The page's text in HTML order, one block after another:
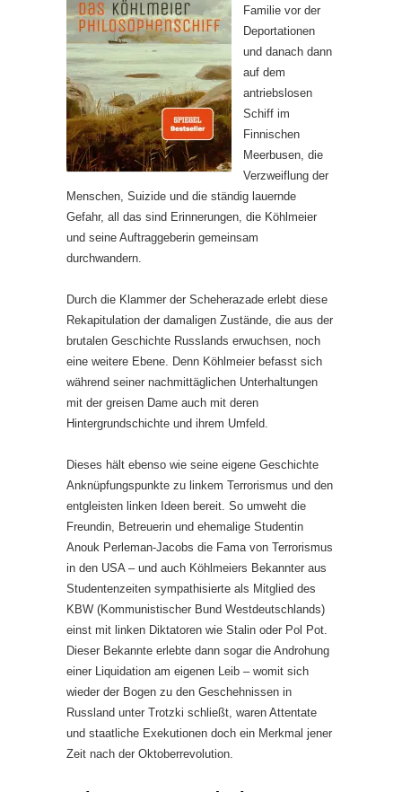
Familie vor der
Deportationen
und danach dann
auf dem
antriebslosen
Schiff im
Finnischen
Meerbusen, die
Verzweiflung der
Menschen, Suizide und die ständig lauernde
Gefahr, all das sind Erinnerungen, die Köhlmeier
und seine Auftraggeberin gemeinsam
durchwandern.
Durch die Klammer der Scheherazade erlebt diese
Rekapitulation der damaligen Zustände, die aus der
brutalen Geschichte Russlands erwuchsen, noch
eine weitere Ebene. Denn Köhlmeier befasst sich
während seiner nachmittäglichen Unterhaltungen
mit der greisen Dame auch mit deren
Hintergrundschichte und ihrem Umfeld.
Dieses hält ebenso wie seine eigene Geschichte
Anknüpfungspunkte zu linkem Terrorismus und den
entgleisten linken Ideen bereit. So umweht die
Freundin, Betreuerin und ehemalige Studentin
Anouk Perleman-Jacobs die Fama von Terrorismus
in den USA – und auch Köhlmeiers Bekannter aus
Studentenzeiten sympathisierte als Mitglied des
KBW (Kommunistischer Bund Westdeutschlands)
einst mit linken Diktatoren wie Stalin oder Pol Pot.
Dieser Bekannte erlebte dann sogar die Androhung
einer Liquidation am eigenen Leib – womit sich
wieder der Bogen zu den Geschehnissen in
Russland unter Trotzki schließt, waren Attentate
und staatliche Exekutionen doch ein Merkmal jener
Zeit nach der Oktoberrevolution.